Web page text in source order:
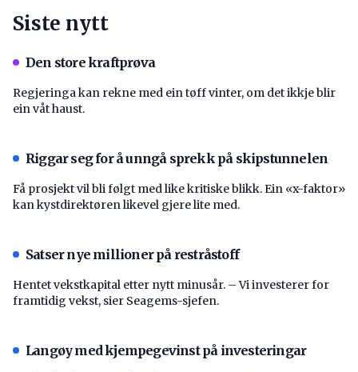
Siste nytt
Den store kraftprøva
Regjeringa kan rekne med ein tøff vinter, om det ikkje blir
ein våt haust.
Riggar seg for å unngå sprekk på skipstunnelen
Få prosjekt vil bli følgt med like kritiske blikk. Ein «x-faktor»
kan kystdirektøren likevel gjere lite med.
Satser nye millioner på restråstoff
Hentet vekstkapital etter nytt minusår. – Vi investerer for
framtidig vekst, sier Seagems-sjefen.
Langøy med kjempegevinst på investeringar